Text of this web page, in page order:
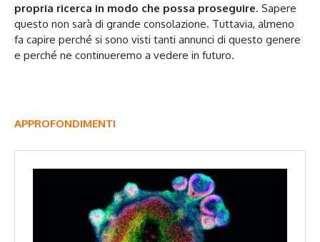
propria ricerca in modo che possa proseguire. Sapere
questo non sarà di grande consolazione. Tuttavia, almeno
fa capire perché si sono visti tanti annunci di questo genere
e perché ne continueremo a vedere in futuro.
APPROFONDIMENTI